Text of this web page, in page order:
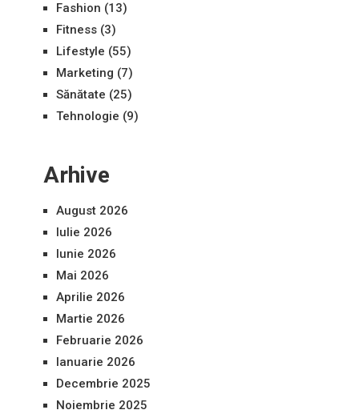
Fashion (13)
Fitness(3)
Lifestyle (55)
Marketing (7)
Sănătate (25)
Tehnologie (9)
Arhive
August 2026
Iulie 2026
Iunie 2026
Mai 2026
Aprilie 2026
Martie 2026
Februarie 2026
Ianuarie 2026
Decembrie 2025
Noiembrie 2025